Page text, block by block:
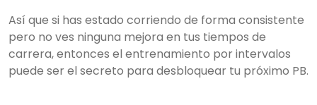
Así que si has estado corriendo de forma consistente
pero no ves ninguna mejora en tus tiempos de
carrera, entonces el entrenamiento por intervalos
puede ser el secreto para desbloquear tu próximo PB.